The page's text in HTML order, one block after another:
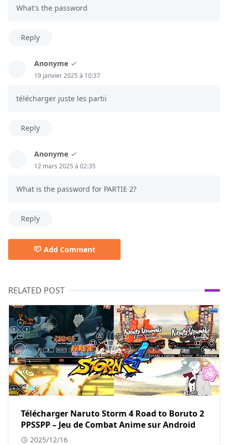
What's the password
Reply
Anonyme
19 janvier 2025 à 10:37
télécharger juste les partii
Reply
Anonyme
12 mars 2025 à 02:35
What is the password for PARTIE 2?
Reply
Add Comment
RELATED POST
Télécharger Naruto Storm 4 Road to Boruto 2
PPSSPP – Jeu de Combat Anime sur Android
2025/12/16